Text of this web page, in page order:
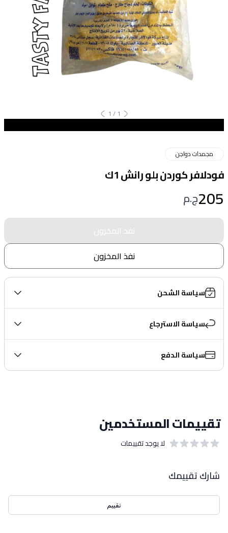
1
/
1
مجمدات دواجن
فودلافر كوردن بلو رانش 1ك
205ج.م
نفذ المخزون
نفذ المخزون
سياسة الشحن
سياسة الاسترجاع
سياسة الدفع
تقييمات المستخدمين
لا يوجد تقييمات
شارك تقييمك
تقييم